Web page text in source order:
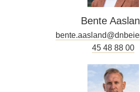
Bente
45 48 88 00